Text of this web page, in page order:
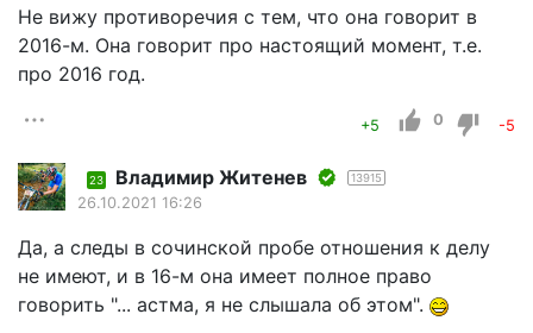
Не вижу противоречия с тем, что она говорит в
2016-м. Она говорит про настоящий момент, т.е.
про 2016 год.
+5 0 -5
23 Владимир Житенев 13915
26.10.2021 16:26
Да, а следы в сочинской пробе отношения к делу
не имеют, и в 16-м она имеет полное право
говорить "... астма, я не слышала об этом".